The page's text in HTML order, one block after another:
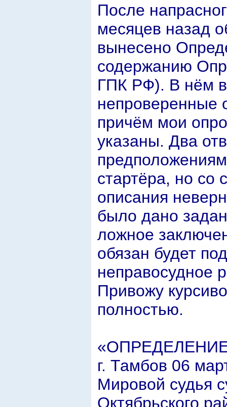
После
месяцев назад
вынесено
содержанию
ГПК РФ). В нём
непроверенные
причём мои
указаны. Два
стартёра, но со
описания
было дано
ложное
обязан будет
неправосудное
Привожу
полностью.
г. Тамбов 06
Мировой судья
Октябрьского